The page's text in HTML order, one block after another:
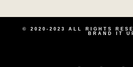
© 2020-2023 ALL RIGHTS
BRAND IT